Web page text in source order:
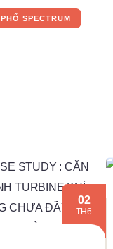
PHỔ SPECTRUM
02
TH6